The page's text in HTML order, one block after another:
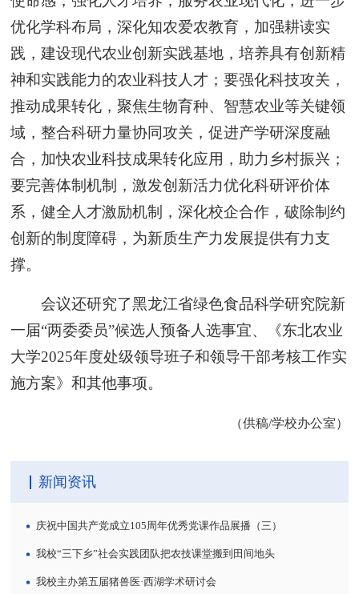
优化学科布局，深化知农爱农教育，加强耕读实
践，建设现代农业创新实践基地，培养具有创新精
神和实践能力的农业科技人才；要强化科技攻关，
推动成果转化，聚焦生物育种、智慧农业等关键领
域，整合科研力量协同攻关，促进产学研深度融
合，加快农业科技成果转化应用，助力乡村振兴；
要完善体制机制，激发创新活力优化科研评价体
系，健全人才激励机制，深化校企合作，破除制约
创新的制度障碍，为新质生产力发展提供有力支
撑。
会议还研究了黑龙江省绿色食品科学研究院新
一届“两委委员”候选人预备人选事宜、《东北农业
大学2025年度处级领导班子和领导干部考核工作实
施方案》和其他事项。
（供稿/学校办公室）
新闻资讯
庆祝中国共产党成立105周年优秀党课作品展播（三）
我校“三下乡”社会实践团队把农技课堂搬到田间地头
我校主办第五届猪兽医·西湖学术研讨会